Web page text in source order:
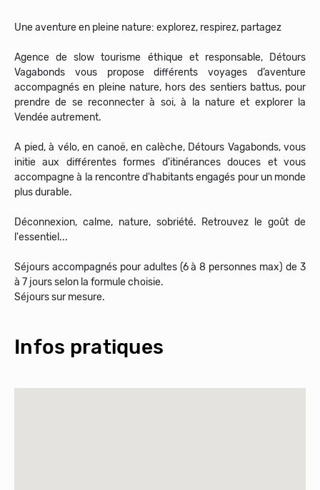
Une aventure en pleine nature: explorez, respirez, partagez
Agence de slow tourisme éthique et responsable, Détours
Vagabonds vous propose différents voyages d’aventure
accompagnés en pleine nature, hors des sentiers battus, pour
prendre de se reconnecter à soi, à la nature et explorer la
Vendée autrement.
A pied, à vélo, en canoë, en calèche, Détours Vagabonds, vous
initie aux différentes formes d'itinérances douces et vous
accompagne à la rencontre d'habitants engagés pour un monde
plus durable.
Déconnexion, calme, nature, sobriété. Retrouvez le goût de
l'essentiel...
Séjours accompagnés pour adultes (6 à 8 personnes max) de 3
à 7 jours selon la formule choisie.
Séjours sur mesure.
Infos pratiques